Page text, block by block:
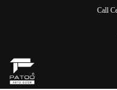
Call